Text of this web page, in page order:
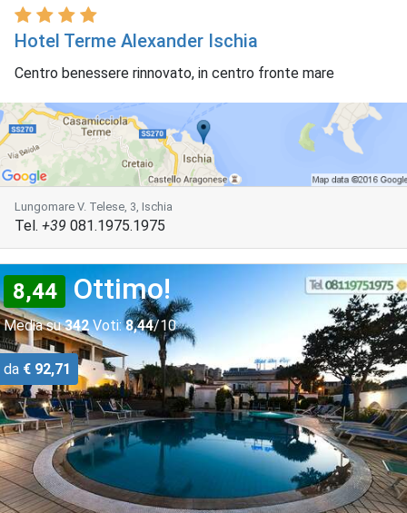
Hotel Terme Alexander Ischia
Centro benessere rinnovato, in centro fronte mare
Lungomare V. Telese, 3, Ischia
Tel. +39 081.1975.1975
8,44 Ottimo!
Media su342Voti: 8,44/10
da € 92,71